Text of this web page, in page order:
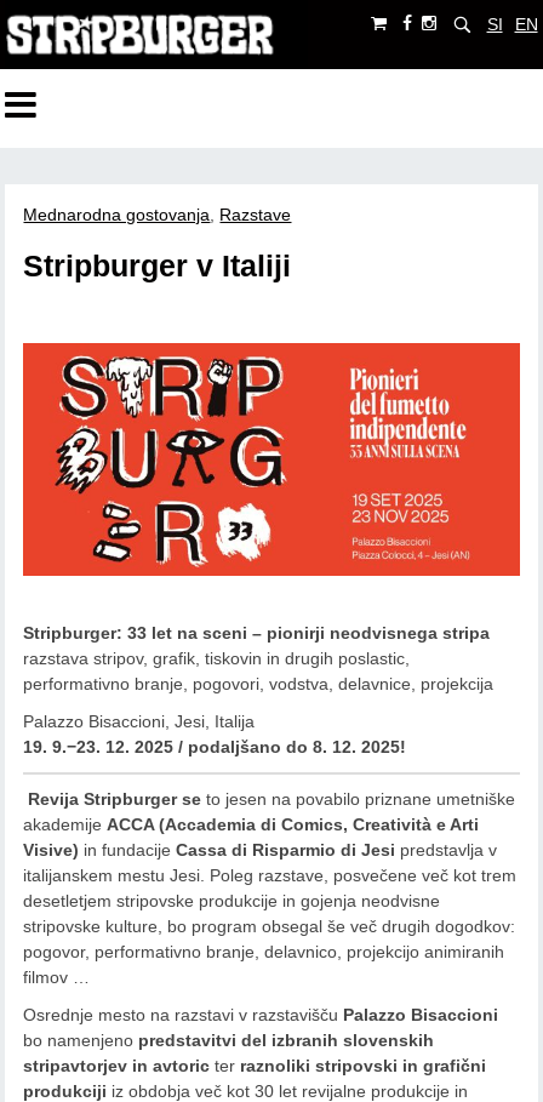
SI EN
Mednarodna gostovanja, Razstave
Stripburger v Italiji
Stripburger: 33 let na sceni – pionirji neodvisnega stripa
razstava stripov, grafik, tiskovin in drugih poslastic,
performativno branje, pogovori, vodstva, delavnice, projekcija
Palazzo Bisaccioni, Jesi, Italija
19. 9.−23. 12. 2025 / podaljšano do 8. 12. 2025!
Revija Stripburger seto jesen na povabilo priznane umetniške
akademijeACCA (Accademia di Comics, Creatività e Arti
Visive) in fundacijeCassa di Risparmio di Jesi predstavlja v
italijanskem mestu Jesi. Poleg razstave, posvečene več kot trem
desetletjem stripovske produkcije in gojenja neodvisne
stripovske kulture, bo program obsegal še več drugih dogodkov:
pogovor, performativno branje, delavnico, projekcijo animiranih
filmov …
Osrednje mesto na razstavi v razstavišču Palazzo Bisaccioni
bo namenjeno predstavitvi del izbranih slovenskih
stripavtorjev in avtoric ter raznoliki stripovski in grafični
produkciji iz obdobja več kot 30 let revijalne produkcije in